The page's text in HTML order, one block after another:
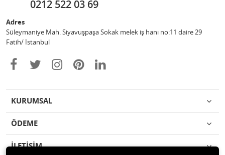
0212 522 03 69
Adres
Süleymaniye Mah. Siyavuşpaşa Sokak melek iş hanı no:11 daire 29
Fatih/ İstanbul
KURUMSAL
ÖDEME
İLETİŞİM